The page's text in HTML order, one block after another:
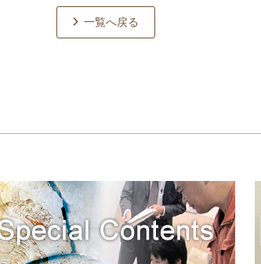
一覧へ戻る